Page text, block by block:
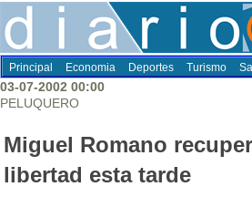
Principal Economia Deportes Turismo
03-07-2002 00:00
PELUQUERO
Miguel Romano
libertad esta tarde